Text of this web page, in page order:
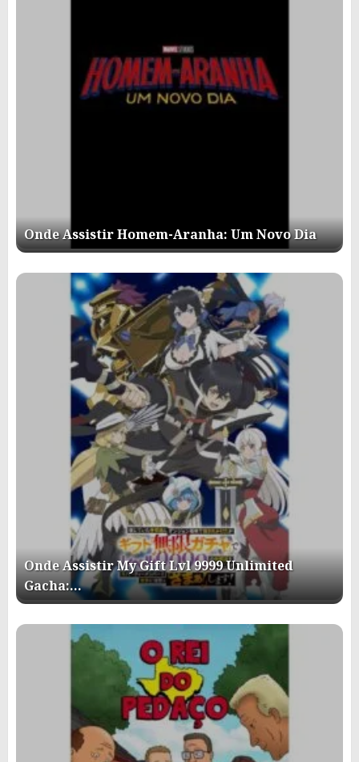
Onde Assistir Homem-Aranha: Um Novo Dia
Onde Assistir My Gift Lvl 9999 Unlimited
Gacha:…